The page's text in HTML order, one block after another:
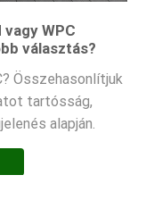
WPC
választás?
Összehasonlítjuk
tartósság,
alapján.